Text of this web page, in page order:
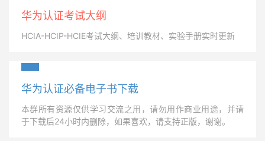
华为认证考试大纲
HCIA-HCIP-HCIE考试大纲、培训教材、实验手册实时更新
华为认证必备电子书下载
本群所有资源仅供学习交流之用，请勿用作商业用途，并请
于下载后24小时内删除，如果喜欢，请支持正版，谢谢。